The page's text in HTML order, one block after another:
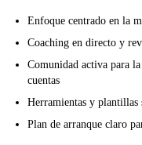
Enfoque centrado en la
Coaching en directo y
Comunidad activa para
cuentas
Herramientas y
Plan de arranque claro